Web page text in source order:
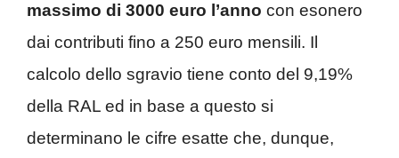
massimo di 3000 euro l’anno con esonero
dai contributi fino a 250 euro mensili. Il
calcolo dello sgravio tiene conto del 9,19%
della RAL ed in base a questo si
determinano le cifre esatte che, dunque,